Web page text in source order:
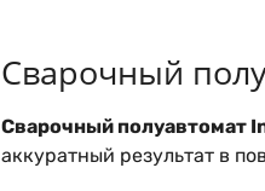
Сварочный
Сварочный полуавтомат
аккуратный результат в